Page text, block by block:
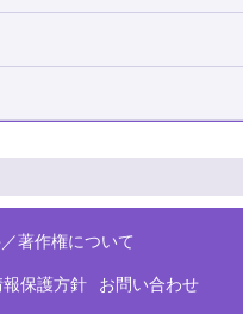
著作権について
保護方針 お問い合わせ